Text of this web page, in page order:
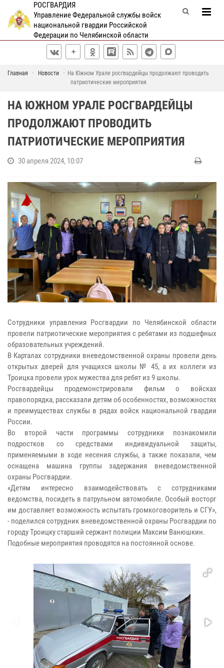
РОСГВАРДИЯ
Управление Федеральной службы войск
национальной гвардии Российской
Федерации по Челябинской области
Главная Новости
На Южном Урале росгвардейцы продолжают проводить
патриотические мероприятия
НА ЮЖНОМ УРАЛЕ РОСГВАРДЕЙЦЫ
ПРОДОЛЖАЮТ ПРОВОДИТЬ
ПАТРИОТИЧЕСКИЕ МЕРОПРИЯТИЯ
30 апреля 2024, 10:07
Сотрудники управления Росгвардии по Челябинской области
провели патриотические мероприятия с ребятами из подшефных
образовательных учреждений.
В Карталах сотрудники вневедомственной охраны провели день
открытых дверей для учащихся школы № 45, а их коллеги из
Троицка провели урок мужества для ребят из 9 школы.
Росгвардейцы продемонстрировали фильм о войсках
правопорядка, рассказали детям об особенностях, возможностях
и преимуществах службы в рядах войск национальной гвардии
России.
Во второй части программы сотрудники познакомили
подростков со средствами индивидуальной защиты,
применяемыми в ходе несения службы, а также показали, чем
оснащена машина группы задержания вневедомственной
охраны Росгвардии.
«Детям интересно взаимодействовать с сотрудниками
ведомства, посидеть в патрульном автомобиле. Особый восторг
им доставляет возможность испытать громкоговоритель и СГУ»,
- поделился сотрудник вневедомственной охраны Росгвардии по
городу Троицку старший сержант полиции Максим Ванюшкин.
Подобные мероприятия проводятся на постоянной основе.